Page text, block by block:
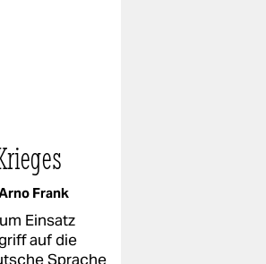
Frank
Einsatz
auf die
Sprache